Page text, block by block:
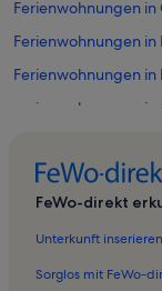
Ferienwohnungen
Ferienwohnungen in
Ferienwohnungen in
Ferienwohnungen in
Ferienwohnungen in
Ferienwohnungen in
Ferienwohnungen in
Ferienwohnungen in
FeWo-direkt
Unterkunft inserieren
Sorglos mit FeWo-